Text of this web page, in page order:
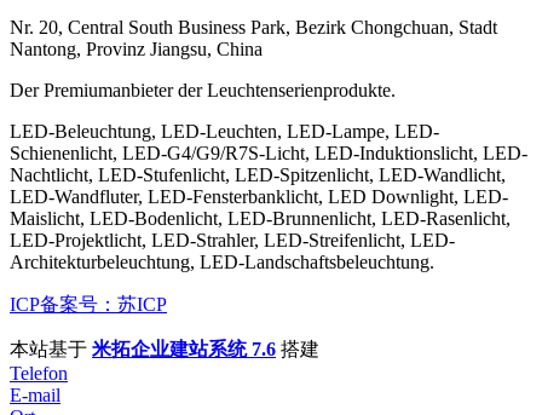
Nr. 20, Central South Business Park, Bezirk Chongchuan, Stadt
Nantong, Provinz Jiangsu, China
Der Premiumanbieter der Leuchtenserienprodukte.
LED-Beleuchtung, LED-Leuchten, LED-Lampe, LED-
Schienenlicht, LED-G4/G9/R7S-Licht, LED-Induktionslicht, LED-
Nachtlicht, LED-Stufenlicht, LED-Spitzenlicht, LED-Wandlicht,
LED-Wandfluter, LED-Fensterbanklicht, LED Downlight, LED-
Maislicht, LED-Bodenlicht, LED-Brunnenlicht, LED-Rasenlicht,
LED-Projektlicht, LED-Strahler, LED-Streifenlicht, LED-
Architekturbeleuchtung, LED-Landschaftsbeleuchtung.
ICP备案号：苏ICP
本站基于 米拓企业建站系统 7.6 搭建
Telefon
E-mail